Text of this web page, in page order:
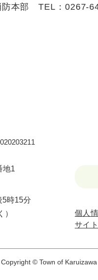
防本部 TEL：0267-
地1
5時15分
個人
サイ
Copyright © Town of Karuizawa